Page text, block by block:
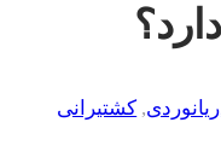
, کشتیرانی